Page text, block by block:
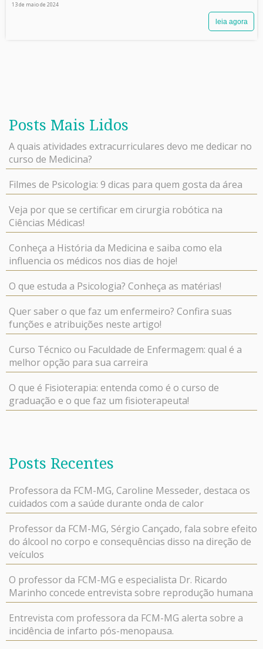
13 de maio de 2024
leia agora
Posts Mais Lidos
A quais atividades extracurriculares devo me dedicar no
curso de Medicina?
Filmes de Psicologia: 9 dicas para quem gosta da área
Veja por que se certificar em cirurgia robótica na
Ciências Médicas!
Conheça a História da Medicina e saiba como ela
influencia os médicos nos dias de hoje!
O que estuda a Psicologia? Conheça as matérias!
Quer saber o que faz um enfermeiro? Confira suas
funções e atribuições neste artigo!
Curso Técnico ou Faculdade de Enfermagem: qual é a
melhor opção para sua carreira
O que é Fisioterapia: entenda como é o curso de
graduação e o que faz um fisioterapeuta!
Posts Recentes
Professora da FCM-MG, Caroline Messeder, destaca os
cuidados com a saúde durante onda de calor
Professor da FCM-MG, Sérgio Cançado, fala sobre efeito
do álcool no corpo e consequências disso na direção de
veículos
O professor da FCM-MG e especialista Dr. Ricardo
Marinho concede entrevista sobre reprodução humana
Entrevista com professora da FCM-MG alerta sobre a
incidência de infarto pós-menopausa.